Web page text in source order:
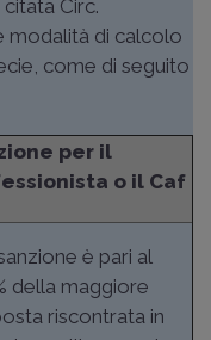
citata Circ.
modalità di calcolo
come di seguito
per il
o il Caf
è pari al
della maggiore
riscontrata in